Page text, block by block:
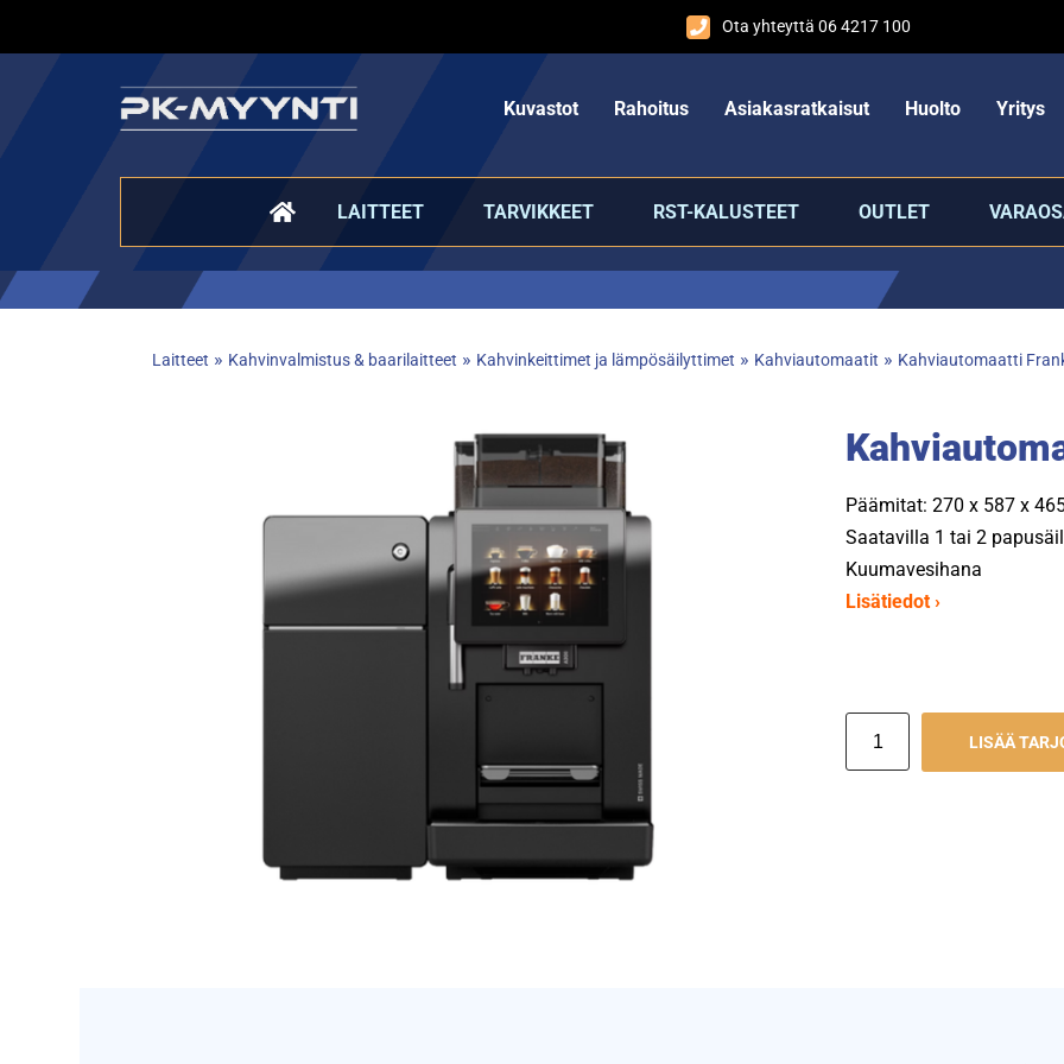
Ota yhteyttä 06 4217 100
Kuvastot Rahoitus Asiakasratkaisut Huolto Yritys
LAITTEET TARVIKKEET RST-KALUSTEET OUTLET
Laitteet » Kahvinvalmistus & baarilaitteet » Kahvinkeittimet ja lämpösäilyttimet » Kahviautomaatit » Kahviautomaatti
Päämitat: 270 x 587 x
Saatavilla 1 tai 2
Kuumavesihana
Lisätiedot ›
LISÄÄ